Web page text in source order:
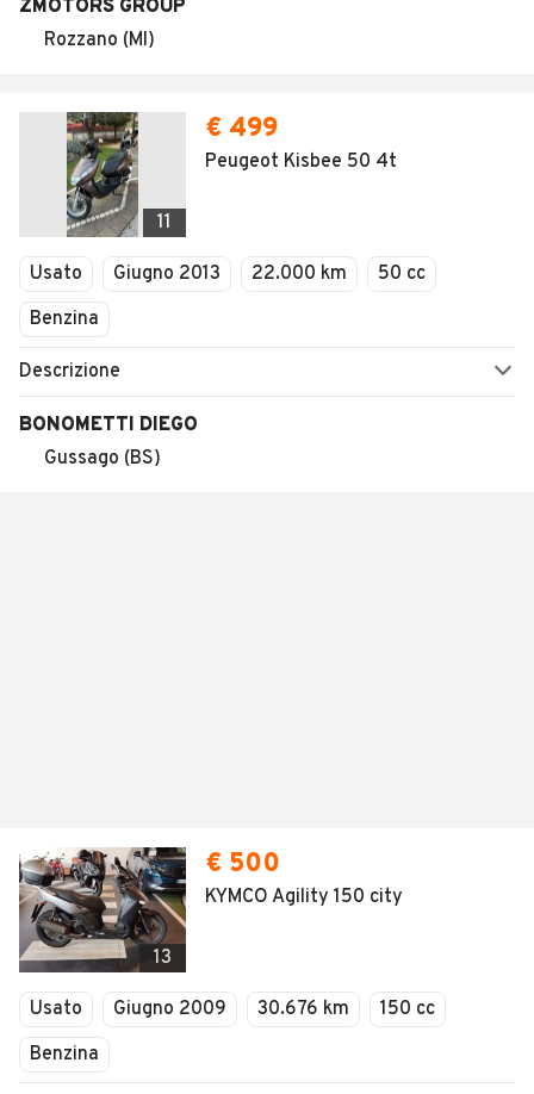
ZMOTORS GROUP
Rozzano (MI)
11
€ 499
Peugeot Kisbee 50 4t
Usato Giugno 2013 22.000 km
50 cc
Benzina
Descrizione
BONOMETTI DIEGO
Gussago (BS)
13
€ 500
KYMCO Agility 150 city
Usato Giugno 2009 30.676 km
150 cc
Benzina